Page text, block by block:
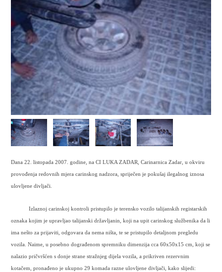
Dana 22. listopada 2007. godine, na CI LUKA ZADAR, Carinarnica Zadar, u okviru
provođenja redovnih mjera carinskog nadzora, spriječen je pokušaj ilegalnog iznosa
ulovljene divljači.
Izlaznoj carinskoj kontroli pristupilo je terensko vozilo talijanskih registarskih
oznaka kojim je upravljao talijanski državljanin, koji na upit carinskog službenika da li
ima nešto za prijaviti, odgovara da nema ništa, te se pristupilo detaljnom pregledu
vozila. Naime, u posebno dograđenom spremniku dimenzija cca 60x50x15 cm, koji se
nalazio pričvršćen s donje strane stražnjeg dijela vozila, a prikriven rezervnim
kotačem, pronađeno je ukupno 29 komada razne ulovljene divljači, kako slijedi: